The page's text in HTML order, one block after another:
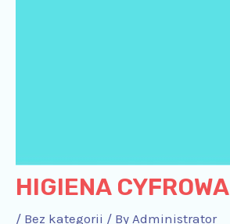
HIGIENA CYFROWA
/ Bez kategorii / By Administrator